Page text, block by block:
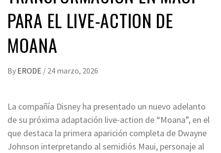
PARA EL LIVE-ACTION DE
MOANA
By ERODE / 24 marzo, 2026
La compañía Disney ha presentado un nuevo adelanto
de su próxima adaptación live-action de “Moana”, en el
que destaca la primera aparición completa de Dwayne
Johnson interpretando al semidiós Maui, personaje al